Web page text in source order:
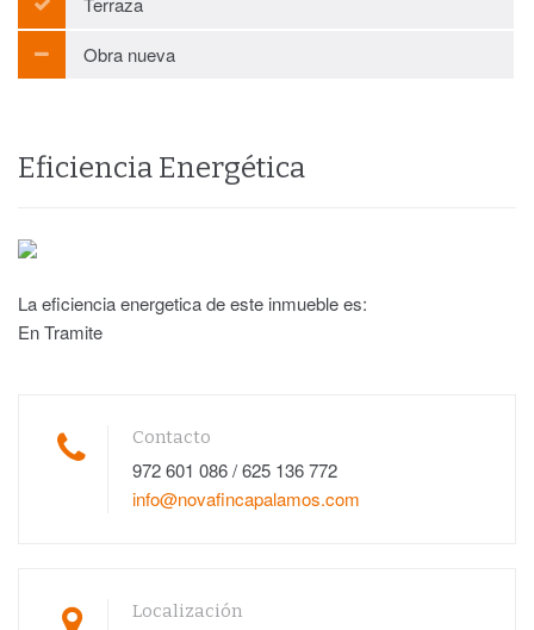
Obra nueva
Eficiencia Energética
La eficiencia energetica de este inmueble es:
En Tramite
Contacto
972 601 086 / 625 136 772
info@novafincapalamos.com
Localización